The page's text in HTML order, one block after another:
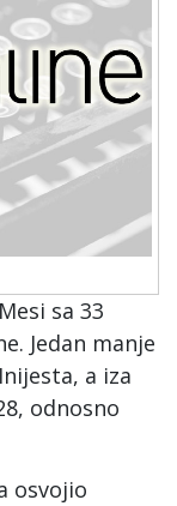
sa 33
Jedan manje
a iza
odnosno
osvojio